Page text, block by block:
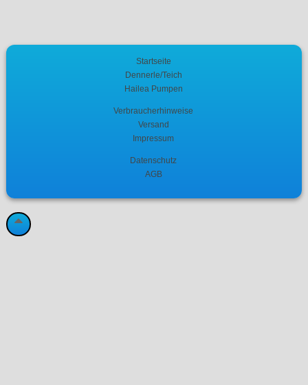
Startseite
Dennerle/Teich
Hailea Pumpen
Verbraucherhinweise
Versand
Impressum
Datenschutz
AGB